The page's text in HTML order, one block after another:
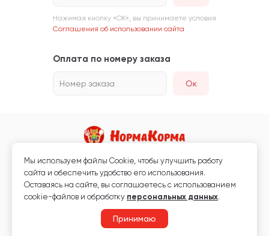
Нажимая кнопку «ОК», вы принимаете условия
Соглашения об использовании сайта
Оплата по номеру заказа
Номер заказа Ок
Магазин кормов для животных и ветаптека
Любая информация, размещённая на сайте, не является публичной
офертой.
Мы используем файлы Сookie, чтобы улучшить работу
сайта и обеспечить удобство его использования.
Оставаясь на сайте, вы соглашаетесь с использованием
cookie-файлов и обработку персональных данных.
Принимаю